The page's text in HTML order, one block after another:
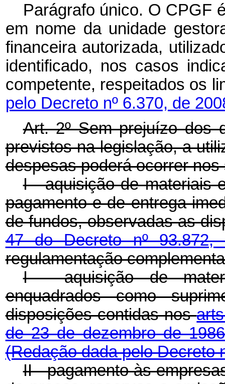
Parágrafo único. O CPGF
em nome da unidade
financeira autorizada,
identificado, nos casos
competente, respeitados os
pelo Decreto nº 6.370, de
Art. 2º Sem prejuízo dos
previstos na legislação, a
despesas poderá ocorrer
I - aquisição de materiais
pagamento e de entrega
de fundos, observadas as
47 do Decreto nº
regulamentação
I - aquisição de
enquadrados como
disposições contidas nos
de 23 de dezembro de
(Redação dada pelo Decreto
II - pagamento às